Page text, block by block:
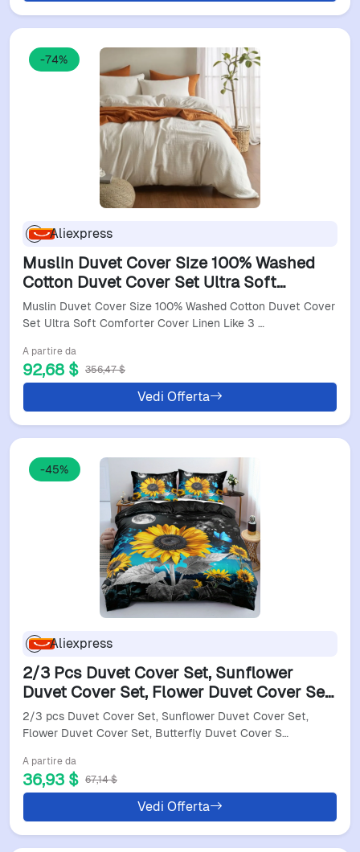
-74%
Aliexpress
Muslin Duvet Cover Size 100% Washed
Cotton Duvet Cover Set Ultra Soft
Comforter Cover Linen Like 3 Pieces
Minimalist Gauze Duve
Muslin Duvet Cover Size 100% Washed Cotton Duvet Cover
Set Ultra Soft Comforter Cover Linen Like 3 …
A partire da
92,68 $ 356,47 $
Vedi Offerta
-45%
Aliexpress
2/3 Pcs Duvet Cover Set, Sunflower
Duvet Cover Set, Flower Duvet Cover Set,
Butterfly Duvet Cover Set, Sunflower Bed
Sheet
2/3 pcs Duvet Cover Set, Sunflower Duvet Cover Set,
Flower Duvet Cover Set, Butterfly Duvet Cover S…
A partire da
36,93 $ 67,14 $
Vedi Offerta